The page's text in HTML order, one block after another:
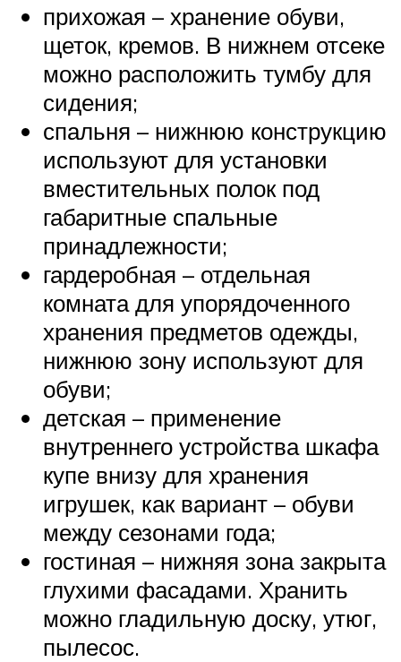
прихожая – хранение обуви,
щеток, кремов. В нижнем отсеке
можно расположить тумбу для
сидения;
спальня – нижнюю конструкцию
используют для установки
вместительных полок под
габаритные спальные
принадлежности;
гардеробная – отдельная
комната для упорядоченного
хранения предметов одежды,
нижнюю зону используют для
обуви;
детская – применение
внутреннего устройства шкафа
купе внизу для хранения
игрушек, как вариант – обуви
между сезонами года;
гостиная – нижняя зона закрыта
глухими фасадами. Хранить
можно гладильную доску, утюг,
пылесос.